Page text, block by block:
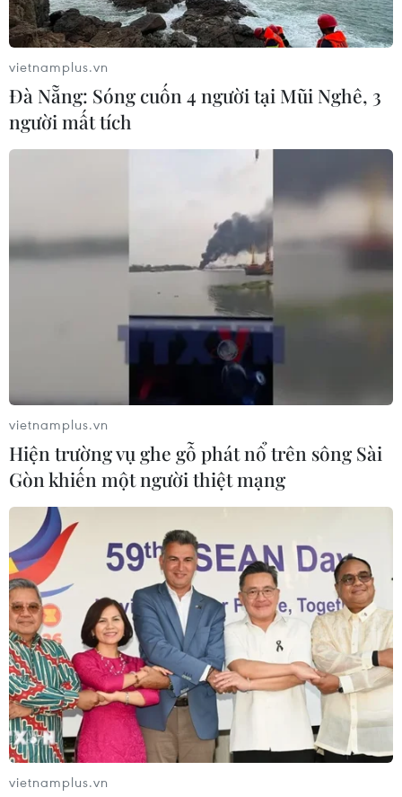
vietnamplus.vn
Đà Nẵng: Sóng cuốn 4 người tại Mũi Nghê, 3
người mất tích
vietnamplus.vn
Hiện trường vụ ghe gỗ phát nổ trên sông Sài
Gòn khiến một người thiệt mạng
vietnamplus.vn